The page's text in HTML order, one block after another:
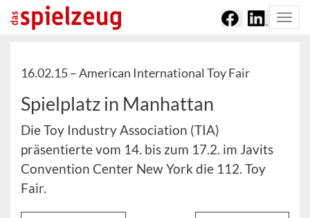
16.02.15 –American International Toy Fair
Spielplatz in Manhattan
Die Toy Industry Association (TIA)
präsentierte vom 14. bis zum 17.2. im Javits
Convention Center New York die 112. Toy
Fair.